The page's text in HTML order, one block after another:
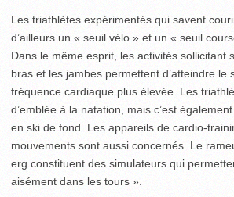
Les triathlètes expérimentés qui savent
d’ailleurs un « seuil vélo » et un « seuil
Dans le même esprit, les activités sollicitant
bras et les jambes permettent d’atteindre le
fréquence cardiaque plus élevée. Les
d’emblée à la natation, mais c’est
en ski de fond. Les appareils de cardio-
mouvements sont aussi concernés. Le
erg constituent des simulateurs qui
aisément dans les tours ».